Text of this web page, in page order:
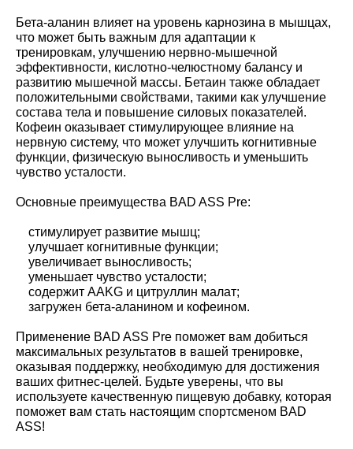
Бета-аланин влияет на уровень карнозина в мышцах,
что может быть важным для адаптации к
тренировкам, улучшению нервно-мышечной
эффективности, кислотно-челюстному балансу и
развитию мышечной массы. Бетаин также обладает
положительными свойствами, такими как улучшение
состава тела и повышение силовых показателей.
Кофеин оказывает стимулирующее влияние на
нервную систему, что может улучшить когнитивные
функции, физическую выносливость и уменьшить
чувство усталости.
Основные преимущества BAD ASS Pre:
стимулирует развитие мышц;
улучшает когнитивные функции;
увеличивает выносливость;
уменьшает чувство усталости;
содержит AAKG и цитруллин малат;
загружен бета-аланином и кофеином.
Применение BAD ASS Pre поможет вам добиться
максимальных результатов в вашей тренировке,
оказывая поддержку, необходимую для достижения
ваших фитнес-целей. Будьте уверены, что вы
используете качественную пищевую добавку, которая
поможет вам стать настоящим спортсменом BAD
ASS!